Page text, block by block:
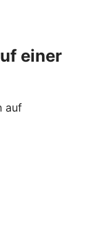
einer
auf